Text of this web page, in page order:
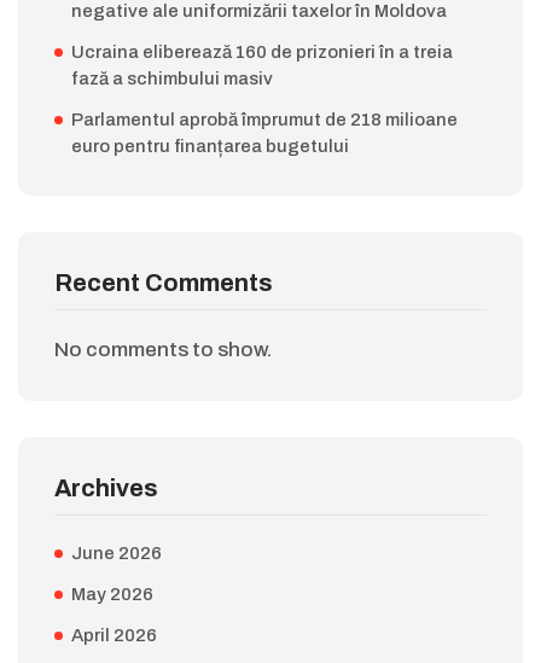
negative ale uniformizării taxelor în Moldova
Ucraina eliberează 160 de prizonieri în a treia
fază a schimbului masiv
Parlamentul aprobă împrumut de 218 milioane
euro pentru finanțarea bugetului
Recent Comments
No comments to show.
Archives
June 2026
May 2026
April 2026